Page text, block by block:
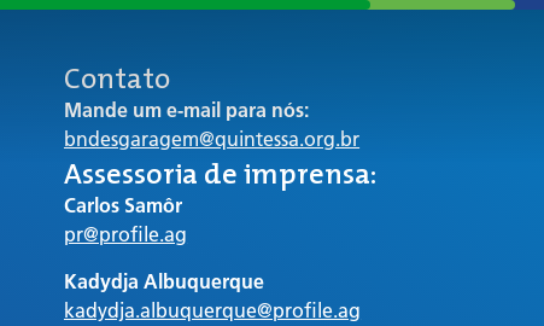
Contato
Mande um e-mail para nós:
bndesgaragem@quintessa.org.br
Assessoria de imprensa:
Carlos Samôr
pr@profile.ag
Kadydja Albuquerque
kadydja.albuquerque@profile.ag